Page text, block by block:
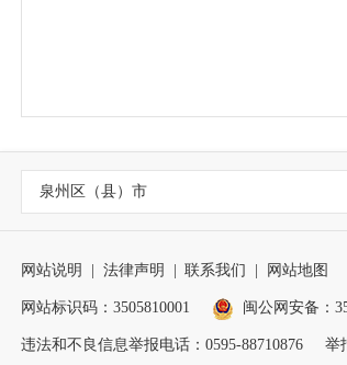
泉州区（县）市
网站说明 法律声明 联系我们 网站地图
网站标识码：3505810001 闽公网安备：
违法和不良信息举报电话：0595-88710876 举